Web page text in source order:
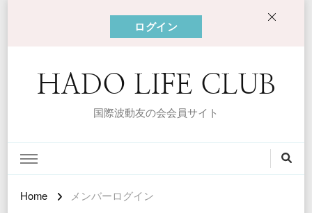
ログイン
HADO LIFE CLUB
国際波動友の会会員サイト
Home メンバーログイン